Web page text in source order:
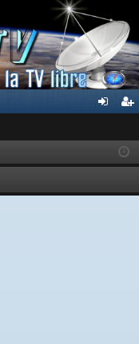
ar
ist
rs